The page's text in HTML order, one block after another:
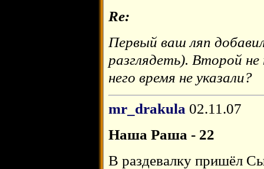
Re:
Первый ваш ляп
разглядеть). Второй
него время не указали?
mr_drakula 02.11.07
Наша Раша - 22
В раздевалку пришёл